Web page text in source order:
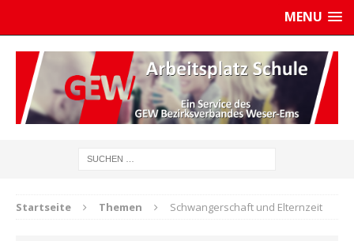
MENU
Startseite Themen Schwangerschaft und Elternzeit